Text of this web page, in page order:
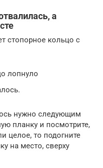
а
стопорное кольцо с
лопнуло
нужно следующим
планку и посмотрите,
целое, то подогните
на место, сверху